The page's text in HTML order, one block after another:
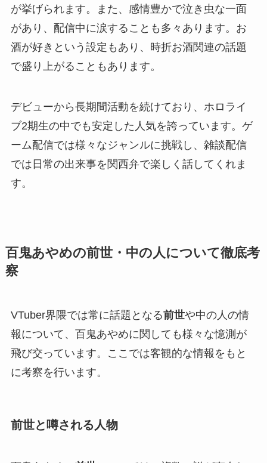
が挙げられます。また、感情豊かで泣き虫な一面
があり、配信中に涙することも多々あります。お
酒が好きという設定もあり、時折お酒関連の話題
で盛り上がることもあります。
デビューから長期間活動を続けており、ホロライ
ブ2期生の中でも安定した人気を誇っています。ゲ
ーム配信では様々なジャンルに挑戦し、雑談配信
では日常の出来事を関西弁で楽しく話してくれま
す。
百鬼あやめの前世・中の人について徹底考
察
VTuber界隈では常に話題となる前世や中の人の情
報について、百鬼あやめに関しても様々な憶測が
飛び交っています。ここでは客観的な情報をもと
に考察を行います。
前世と噂される人物